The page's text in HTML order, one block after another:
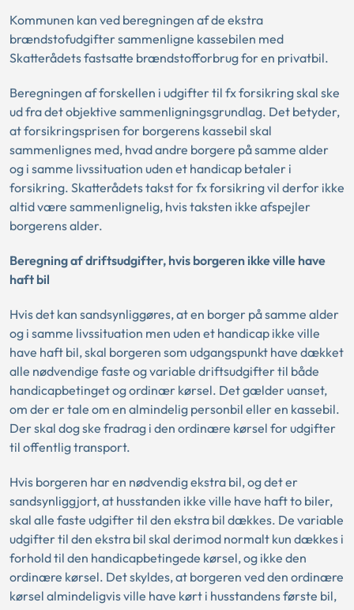
Kommunen kan ved beregningen af de ekstra
brændstofudgifter sammenligne kassebilen med
Skatterådets fastsatte brændstofforbrug for en privatbil.
Beregningen af forskellen i udgifter til fx forsikring skal ske
ud fra det objektive sammenligningsgrundlag. Det betyder,
at forsikringsprisen for borgerens kassebil skal
sammenlignes med, hvad andre borgere på samme alder
og i samme livssituation uden et handicap betaler i
forsikring. Skatterådets takst for fx forsikring vil derfor ikke
altid være sammenlignelig, hvis taksten ikke afspejler
borgerens alder.
Beregning af driftsudgifter, hvis borgeren ikke ville have
haft bil
Hvis det kan sandsynliggøres, at en borger på samme alder
og i samme livssituation men uden et handicap ikke ville
have haft bil, skal borgeren som udgangspunkt have dækket
alle nødvendige faste og variable driftsudgifter til både
handicapbetinget og ordinær kørsel. Det gælder uanset,
om der er tale om en almindelig personbil eller en kassebil.
Der skal dog ske fradrag i den ordinære kørsel for udgifter
til offentlig transport.
Hvis borgeren har en nødvendig ekstra bil, og det er
sandsynliggjort, at husstanden ikke ville have haft to biler,
skal alle faste udgifter til den ekstra bil dækkes. De variable
udgifter til den ekstra bil skal derimod normalt kun dækkes i
forhold til den handicapbetingede kørsel, og ikke den
ordinære kørsel. Det skyldes, at borgeren ved den ordinære
kørsel almindeligvis ville have kørt i husstandens første bil,